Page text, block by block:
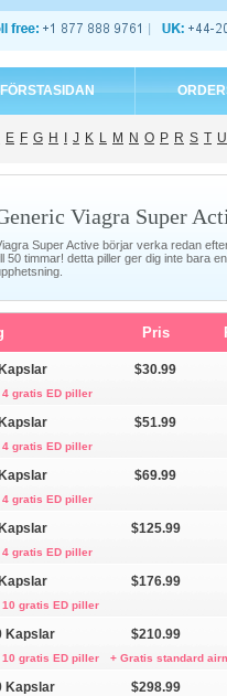
FÖRSTASIDAN
E F G H J K L M N O P R S T U
Viagra Super
Super Active börjar verka redan
50 timmar! detta piller ger dig inte bara
Pris
$30.99
4 gratis ED piller
$51.99
4 gratis ED piller
$69.99
4 gratis ED piller
$125.99
4 gratis ED piller
$176.99
10 gratis ED piller
Kapslar $210.99
10 gratis ED piller + Gratis standard
Kapslar $298.99